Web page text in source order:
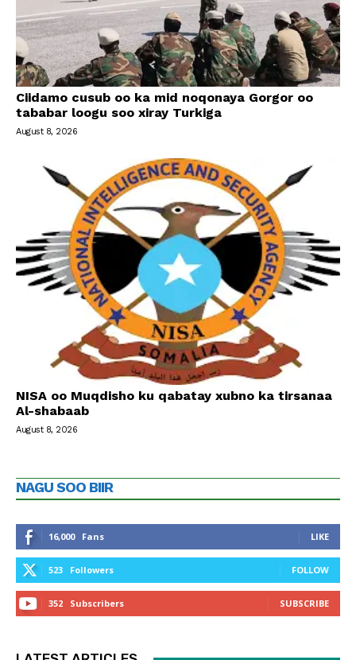
Ciidamo cusub oo ka mid noqonaya Gorgor oo
tababar loogu soo xiray Turkiga
August 8, 2026
NISA oo Muqdisho ku qabatay xubno ka tirsanaa
Al-shabaab
August 8, 2026
NAGU SOO BIIR
16,000 Fans LIKE
523 Followers FOLLOW
352 Subscribers SUBSCRIBE